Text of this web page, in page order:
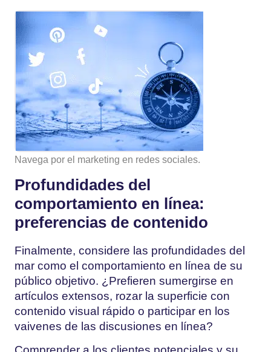
Navega por el marketing en redes sociales.
Profundidades del
comportamiento en línea:
preferencias de contenido
Finalmente, considere las profundidades del
mar como el comportamiento en línea de su
público objetivo. ¿Prefieren sumergirse en
artículos extensos, rozar la superficie con
contenido visual rápido o participar en los
vaivenes de las discusiones en línea?